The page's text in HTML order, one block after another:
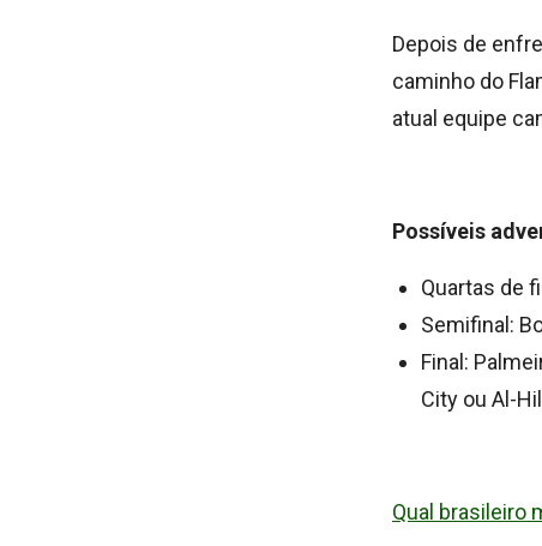
Depois de
caminho do
atual equipe
Possíveis
Quartas de
Semifinal:
Final:
City ou Al-
Qual brasileiro